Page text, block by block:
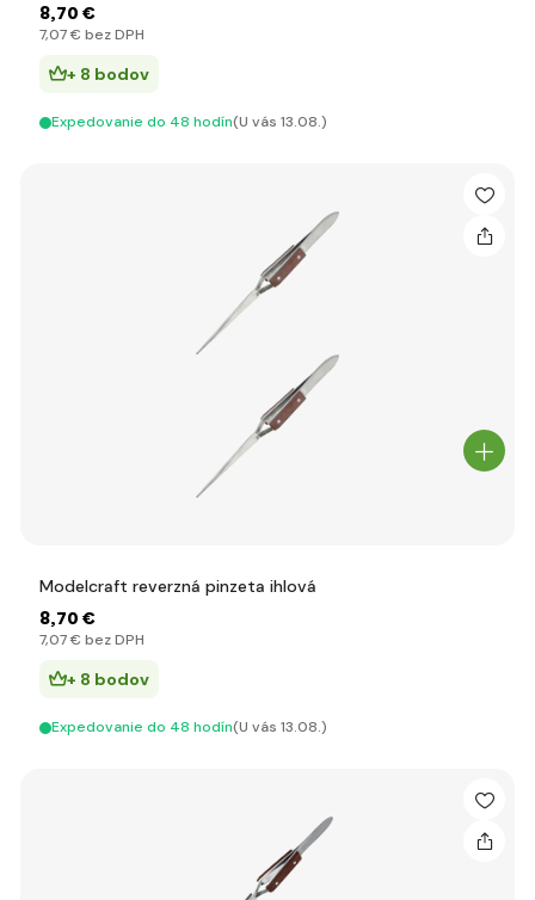
8,70 €
7,07 € bez DPH
+ 8 bodov
Expedovanie do 48 hodín(U vás 13.08.)
Modelcraft reverzná pinzeta ihlová
8,70 €
7,07 € bez DPH
+ 8 bodov
Expedovanie do 48 hodín(U vás 13.08.)